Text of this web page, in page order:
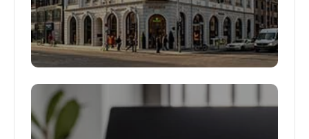
dir die Möglichkeit, den Standort als deine
Geschäftsanschrift zu verwenden - und
selbstverständlich auch, einige weitere